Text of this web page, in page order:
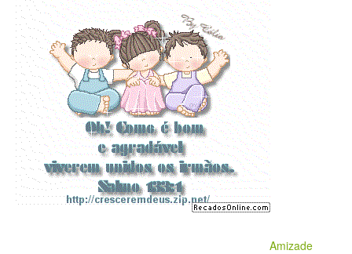
Amizade